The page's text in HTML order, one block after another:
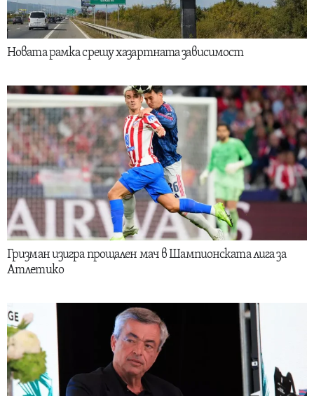
Новата рамка срещу хазартната зависимост
Гризман изигра прощален мач в Шампионската лига за
Атлетико